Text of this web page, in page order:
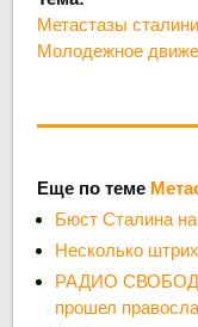
Метастазы
Молодежное
Еще по теме
Бюст Сталина
Несколько
РАДИО
прошел